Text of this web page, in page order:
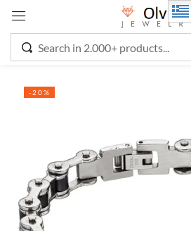
-20%
Sign in
Remember me